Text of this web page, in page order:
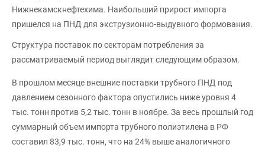
Нижнекамскнефтехима. Наибольший прирост импорта
пришелся на ПНД для экструзионно-выдувного формования.
Структура поставок по секторам потребления за
рассматриваемый период выглядит следующим образом.
В прошлом месяце внешние поставки трубного ПНД под
давлением сезонного фактора опустились ниже уровня 4
тыс. тонн против 5,2 тыс. тонн в ноябре. За весь прошлый год
суммарный объем импорта трубного полиэтилена в РФ
составил 83,9 тыс. тонн, что на 24% выше аналогичного